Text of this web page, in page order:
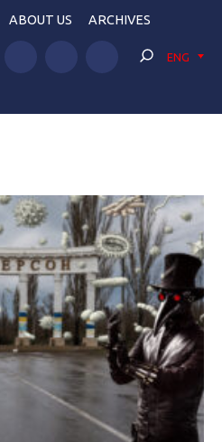
ABOUT US ARCHIVES
ENG